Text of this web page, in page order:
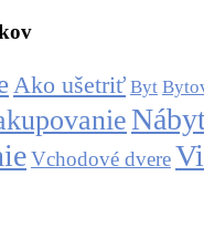
Ako ušetriť Byt
Vchodové dvere